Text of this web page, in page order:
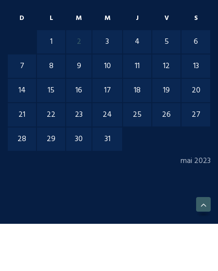
mai 2023
D L M M J V S
1 2 3 4 5
6
7
8 9 10 11 12
13
14
15 16 17 18 19
20
21
22 23 24 25 26
27
28
29 30 31